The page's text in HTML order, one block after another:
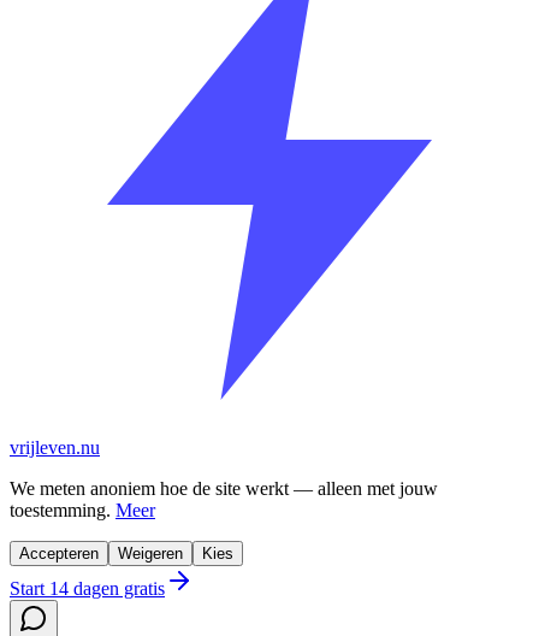
vrijleven.nu
We meten anoniem hoe de site werkt — alleen met jouw
toestemming. Meer
Accepteren Weigeren Kies
Start 14 dagen gratis